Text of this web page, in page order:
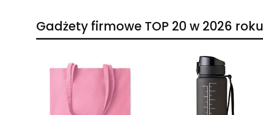
Gadżety firmowe TOP 20 w 2026 roku